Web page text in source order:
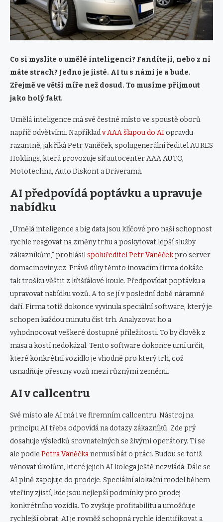
Co si myslíte o umělé inteligenci? Fandíte jí, nebo z ní
máte strach? Jedno je jisté. AI tu s námi je a bude.
Zřejmě ve větší míře než dosud. To musíme přijmout
jako holý fakt.
Umělá inteligence má své čestné místo ve spoustě oborů
napříč odvětvími. Napříkladv AAA šlapou do AIopravdu
razantně, jak říká Petr Vaněček, spolugenerální ředitel AURES
Holdings, která provozuje síť autocenter AAA AUTO,
Mototechna, Auto Diskont a Driverama.
AI předpovídá poptávku a upravuje
nabídku
„Umělá inteligence a big data jsou klíčové pro naši schopnost
rychle reagovat na změny trhu a poskytovat lepší služby
zákazníkům,“ prohlásilspoluředitel Petr Vaněčekpro server
domacinoviny.cz. Právě díky těmto inovacím firma dokáže
tak trošku věštit z křišťálové koule. Předpovídat poptávku a
upravovat nabídku vozů. A to se jí v poslední době náramně
daří. Firma totiž dokonce vyvinula speciální software, který je
schopen každou minutu číst trh. Analyzovat ho a
vyhodnocovat veškeré dostupné příležitosti. To by člověk z
masa a kostí nedokázal. Tento software dokonce umí určit,
které konkrétní vozidlo je vhodné pro který trh, což
usnadňuje přesuny vozů mezi různými zeměmi.
AI v callcentru
Své místo ale AI má i ve firemním callcentru. Nástroj na
principu AI třeba odpovídá na dotazy zákazníků. Zde prý
dosahuje výsledků srovnatelných se živými operátory. Ti se
ale podle Petra Vaněčkanemusí bát o práci. Budou se totiž
věnovat úkolům, které jejich AI kolega ještě nezvládá. Dále se
AI plně zapojuje do prodeje. Speciální alokační model během
vteřiny zjistí, kde jsou nejlepší podmínky pro prodej
konkrétního vozidla. To zvyšuje profitabilitu a umožňuje
rychlejší obrat. AI je rovněž schopná rychle identifikovat a